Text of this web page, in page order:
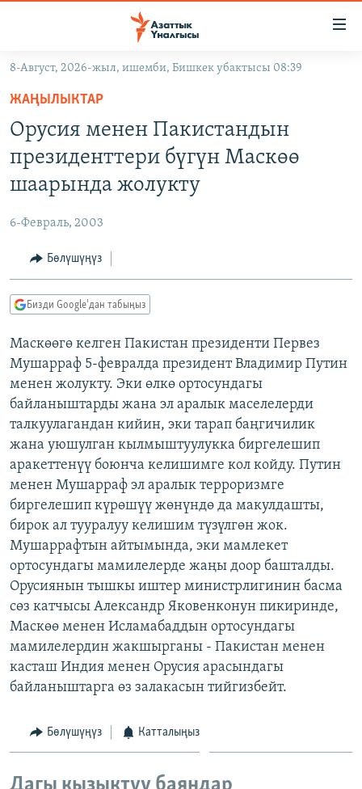
Навигацияга
өтүңүз
Издөөгө
салыңызКЫРГЫЗСТАН
МАДАНИЯТ
ДҮЙНӨ
УКРАИНА
ТВ ПРОГРАММАЛАР
БҮГҮН АЗАТТЫКТА
ДАНИСТЕ
АЗАТТЫК+
ЫҢГАЙСЫЗ СУРООЛОР
ПОДКАСТ
ОНЛАЙН ШЕРИНЕ
ЭЕ/АРнун бардык сайттары
8-Август, 2026-жыл, ишемби, Бишкек убактысы 08:39
ЖАҢЫЛЫКТАР
Орусия менен Пакистандын
президенттери бүгүн Маскөө
шаарында жолукту
6-Февраль, 2003
Бөлүшүңүз
Бизди Google'дан табыңыз
Маскөөгө келген Пакистан президенти Первез
Мушарраф 5-февралда президент Владимир Путин
менен жолукту. Эки өлкө ортосундагы
байланыштарды жана эл аралык маселелерди
талкуулагандан кийин, эки тарап баңгичилик
жана уюшулган кылмыштуулукка биргелешип
аракеттенүү боюнча келишимге кол койду. Путин
менен Мушарраф эл аралык терроризмге
биргелешип күрөшүү жөнүндө да макулдашты,
бирок ал тууралуу келишим түзүлгөн жок.
Мушаррафтын айтымында, эки мамлекет
ортосундагы мамилелерде жаңы доор башталды.
Орусиянын тышкы иштер министрлигинин басма
сөз катчысы Александр Яковенконун пикиринде,
Маскөө менен Исламабаддын ортосундагы
мамилелердин жакшырганы - Пакистан менен
касташ Индия менен Орусия арасындагы
байланыштарга өз залакасын тийгизбейт.
Бөлүшүңүз Катталыңыз